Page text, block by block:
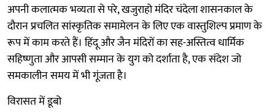
अपनी कलात्मक भव्यता से परे, खजुराहो मंदिर चंदेला शासनकाल के
दौरान प्रचलित सांस्कृतिक समामेलन के लिए एक वास्तुशिल्प प्रमाण के
रूप में काम करते हैं। हिंदू और जैन मंदिरों का सह-अस्तित्व धार्मिक
सहिष्णुता और आपसी सम्मान के युग को दर्शाता है, एक संदेश जो
समकालीन समय में भी गूंजता है।
विरासत में डूबो